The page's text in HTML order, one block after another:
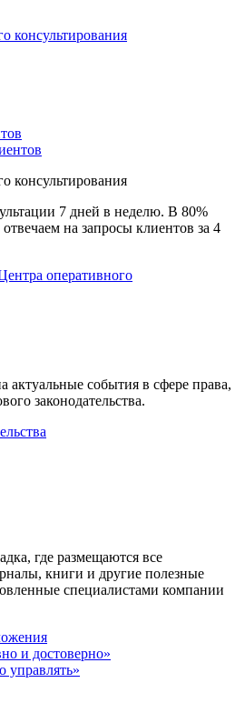
консультирования
консультирования
7 дней в неделю. В 80%
на запросы клиентов за 4
оперативного
актуальные события в сфере права,
законодательства.
где размещаются все
книги и другие полезные
специалистами компании
и достоверно»
управлять»